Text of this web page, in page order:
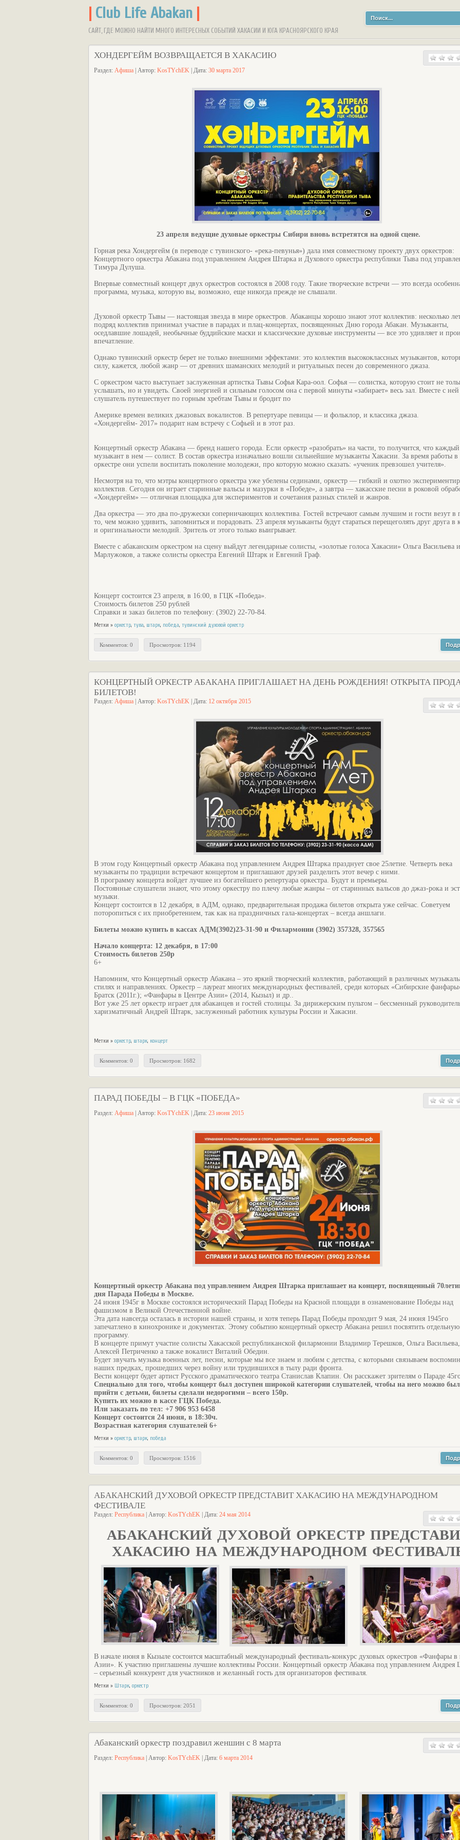
Club Life Abakan
САЙТ, ГДЕ МОЖНО НАЙТИ МНОГО ИНТЕРЕСНЫХ СОБЫТИЙ ХАКАСИИ И ЮГА КРАСНОЯРСКОГО КРАЯ
ХОНДЕРГЕЙМ ВОЗВРАЩАЕТСЯ В ХАКАСИЮ
Раздел: Афиша | Автор: KosTYchEK | Дата: 30 марта 2017
23 апреля ведущие духовые оркестры Сибири вновь встретятся на одной сцене.
Горная река Хондергейм (в переводе с тувинского- «река-певунья») дала имя совместному проекту двух оркестров:
Концертного оркестра Абакана под управлением Андрея Штарка и Духового оркестра республики Тыва под
Тимура Дулуша.
Впервые совместный концерт двух оркестров состоялся в 2008 году. Такие творческие встречи — это всегда
программа, музыка, которую вы, возможно, еще никогда прежде не слышали.
Духовой оркестр Тывы — настоящая звезда в мире оркестров. Абаканцы хорошо знают этот коллектив: несколько
подряд коллектив принимал участие в парадах и плац-концертах, посвященных Дню города Абакан. Музыканты,
оседлавшие лошадей, необычные буддийские маски и классические духовые инструменты — все это удивляет и
впечатление.
Однако тувинский оркестр берет не только внешними эффектами: это коллектив высококлассных музыкантов,
силу, кажется, любой жанр — от древних шаманских мелодий и ритуальных песен до современного джаза.
С оркестром часто выступает заслуженная артистка Тывы Софья Кара-оол. Софья — солистка, которую стоит не
услышать, но и увидеть. Своей энергией и сильным голосом она с первой минуты «забирает» весь зал. Вместе с ней
слушатель путешествует по горным хребтам Тывы и бродит по
Америке времен великих джазовых вокалистов. В репертуаре певицы — и фольклор, и классика джаза.
«Хондергейм- 2017» подарит нам встречу с Софьей и в этот раз.
Концертный оркестр Абакана — бренд нашего города. Если оркестр «разобрать» на части, то получится, что каждый
музыкант в нем — солист. В состав оркестра изначально вошли сильнейшие музыканты Хакасии. За время работы в
оркестре они успели воспитать поколение молодежи, про которую можно сказать: «ученик превзошел учителя».
Несмотря на то, что мэтры концертного оркестра уже убелены сединами, оркестр — гибкий и охотно
коллектив. Сегодня он играет старинные вальсы и мазурки в «Победе», а завтра — хакасские песни в роковой
«Хондергейм» — отличная площадка для экспериментов и сочетания разных стилей и жанров.
Два оркестра — это два по-дружески соперничающих коллектива. Гостей встречают самым лучшим и гости везут в
то, чем можно удивить, запомниться и порадовать. 23 апреля музыканты будут стараться перещеголять друг друга в
и оригинальности мелодий. Зритель от этого только выигрывает.
Вместе с абаканским оркестром на сцену выйдут легендарные солисты, «золотые голоса Хакасии» Ольга Васильева
Марлужоков, а также солисты оркестра Евгений Штарк и Евгений Граф.
Концерт состоится 23 апреля, в 16:00, в ГЦК «Победа».
Стоимость билетов 250 рублей
Справки и заказ билетов по телефону: (3902) 22-70-84.
Метки » оркестр, тува, штарк, победа, тувинский духовой оркестр
Комментов: 0 Просмотров: 1194
КОНЦЕРТНЫЙ ОРКЕСТР АБАКАНА ПРИГЛАШАЕТ НА ДЕНЬ РОЖДЕНИЯ! ОТКРЫТА
БИЛЕТОВ!
Раздел: Афиша | Автор: KosTYchEK | Дата: 12 октября 2015
В этом году Концертный оркестр Абакана под управлением Андрея Штарка празднует свое 25летие. Четверть века
музыканты по традиции встречают концертом и приглашают друзей разделить этот вечер с ними.
В программу концерта войдет лучшее из богатейшего репертуара оркестра. Будут и премьеры.
Постоянные слушатели знают, что этому оркестру по плечу любые жанры – от старинных вальсов до джаз-рока и
музыки.
Концерт состоится в 12 декабря, в АДМ, однако, предварительная продажа билетов открыта уже сейчас. Советуем
поторопиться с их приобретением, так как на праздничных гала-концертах – всегда аншлаги.
Билеты можно купить в кассах АДМ(3902)23-31-90 и Филармонии (3902) 357328, 357565
Начало концерта: 12 декабря, в 17:00
Стоимость билетов 250р
6+
Напомним, что Концертный оркестр Абакана – это яркий творческий коллектив, работающий в различных
стилях и направлениях. Оркестр – лауреат многих международных фестивалей, среди которых «Сибирские
Братск (2011г.); «Фанфары в Центре Азии» (2014, Кызыл) и др..
Вот уже 25 лет оркестр играет для абаканцев и гостей столицы. За дирижерским пультом – бессменный
харизматичный Андрей Штарк, заслуженный работник культуры России и Хакасии.
Метки » оркестр, штарк, концерт
Комментов: 0 Просмотров: 1682
ПАРАД ПОБЕДЫ – В ГЦК «ПОБЕДА»
Раздел: Афиша | Автор: KosTYchEK | Дата: 23 июня 2015
Концертный оркестр Абакана под управлением Андрея Штарка приглашает на концерт, посвященный
дня Парада Победы в Москве.
24 июня 1945г в Москве состоялся исторический Парад Победы на Красной площади в ознаменование Победы над
фашизмом в Великой Отечественной войне.
Эта дата навсегда осталась в истории нашей страны, и хотя теперь Парад Победы проходит 9 мая, 24 июня 1945го
запечатлено в кинохронике и документах. Этому событию концертный оркестр Абакана решил посвятить отдельную
программу.
В концерте примут участие солисты Хакасской республиканской филармонии Владимир Терешков, Ольга Васильева,
Алексей Петриченко а также вокалист Виталий Обедин.
Будет звучать музыка военных лет, песни, которые мы все знаем и любим с детства, с которыми связываем
наших предках, прошедших через войну или трудившихся в тылу ради фронта.
Вести концерт будет артист Русского драматического театра Станислав Клапин. Он расскажет зрителям о Параде
Специально для того, чтобы концерт был доступен широкой категории слушателей, чтобы на него можно
прийти с детьми, билеты сделали недорогими – всего 150р.
Купить их можно в кассе ГЦК Победа.
Или заказать по тел: +7 906 953 6458
Концерт состоится 24 июня, в 18:30ч.
Возрастная категория слушателей 6+
Метки » оркестр, штарк, победа
Комментов: 0 Просмотров: 1516
АБАКАНСКИЙ ДУХОВОЙ ОРКЕСТР ПРЕДСТАВИТ ХАКАСИЮ НА МЕЖДУНАРОДНОМ
ФЕСТИВАЛЕ
Раздел: Республика | Автор: KosTYchEK | Дата: 24 мая 2014
АБАКАНСКИЙ ДУХОВОЙ ОРКЕСТР
ХАКАСИЮ НА МЕЖДУНАРОДНОМ
В начале июня в Кызыле состоится масштабный международный фестиваль-конкурс духовых оркестров «Фанфары в
Азии». К участию приглашены лучшие коллективы России. Концертный оркестр Абакана под управлением Андрея
– серьезный конкурент для участников и желанный гость для организаторов фестиваля.
Метки » Штарк, оркестр
Комментов: 0 Просмотров: 2051
Абаканский оркестр поздравил женшин с 8 марта
Раздел: Республика | Автор: KosTYchEK | Дата: 6 марта 2014